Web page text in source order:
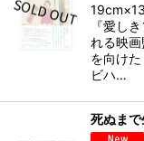
『愛し
れる映
を向け
ビハ…
死ぬま